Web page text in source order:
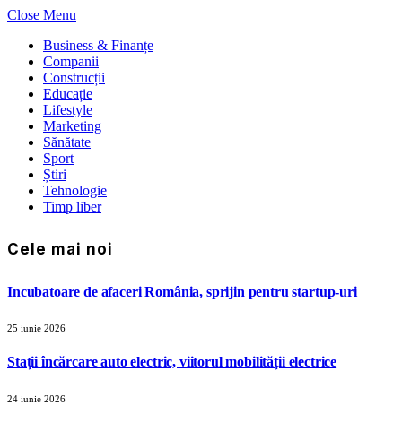
Close Menu
Business & Finanțe
Companii
Construcții
Educație
Lifestyle
Marketing
Sănătate
Sport
Știri
Tehnologie
Timp liber
Cele mai noi
Incubatoare de afaceri România, sprijin pentru startup-uri
25 iunie 2026
Stații încărcare auto electric, viitorul mobilității electrice
24 iunie 2026